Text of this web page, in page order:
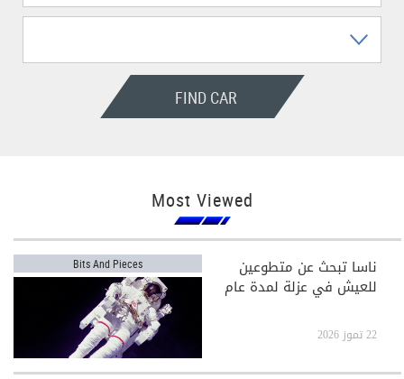
FIND CAR
Most Viewed
Bits And Pieces ناسا تبحث عن متطوعين
للعيش في عزلة لمدة عام
22 تموز 2026